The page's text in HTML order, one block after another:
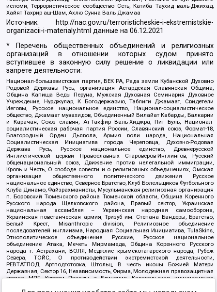
исломи, Террористическое сообщество Сеть, Катиба Таухид валь-Джихад,
Хайят Тахрир аш-Шам, Ахлю Сунна Валь Джамаа
Источник:
http://nac.gov.ru/terroristicheskie-i-ekstremistskie-
organizacii-i-materialy.html данные на06.12.2021
* Перечень общественных объединений и религиозных
организаций в отношении которых судом принято
вступившее в законную силу решение о ликвидации или
запрете деятельности:
Национал-большевистская партия, ВЕК РА, Рада земли Кубанской Духовно
Родовой Державы Русь, организация Асгардская Славянская Община,
Община Капища Веды Перуна, Мужская Духовная Семинария Духовное
Учреждение, Нурджулар, К Богодержавию, Таблиги Джамаат, Свидетели
Иеговы, Русское национальное единство, Национал-социалистическое
общество, Джамаат мувахидов, Объединенный Вилайат Кабарды, Балкарии
и Карачая, Союз славян, Ат-Такфир Валь-Хиджра, Пит Буль, Национал-
социалистическая рабочая партия России, Славянский союз, Формат-18,
Благородный Орден Дьявола, Армия воли народа, Национальная
Социалистическая Инициатива города Череповца, Духовно-Родовая
Держава Русь, Русское национальное единство, Древнерусской
Инглистической церкви Православных Староверов-Инглингов, Русский
общенациональный союз, Движение против нелегальной иммиграции,
Кровь и Честь, О свободе совести и о религиозных объединениях, Омская
организация общественного политического движения Русское
национальное единство, Северное Братство, Клуб Болельщиков Футбольного
Клуба Динамо, Файзрахманисты, Мусульманская религиозная организация
п. Боровский Тюменского района Тюменской области, Община Коренного
Русского народа Щелковского района, Правый сектор, Украинская
национальная ассамблея – Украинская народная самооборона,
Украинская повстанческая армия, Тризуб им. Степана Бандеры, Братство,
Белый Крест, Misanthropic division, Религиозное объединение
последователей инглиизма, Народная Социальная Инициатива, TulaSkins,
Этнополитическое объединение Русские, Русское национальное
объединение Атака, Мечеть Мирмамеда, Община Коренного Русского
народа г. Астрахани, ВОЛЯ, Меджлис крымскотатарского народа, Рубеж
Севера, ТОЙС, О противодействии экстремистской деятельности,
РЕВТАТПОД, Артподготовка, Штольц, В честь иконы Божией Матери
Державная, Сектор 16, Независимость, Фирма, Молодежная правозащитная
группа МПГ, Курсом Правды и Единения, Каракольская инициативная